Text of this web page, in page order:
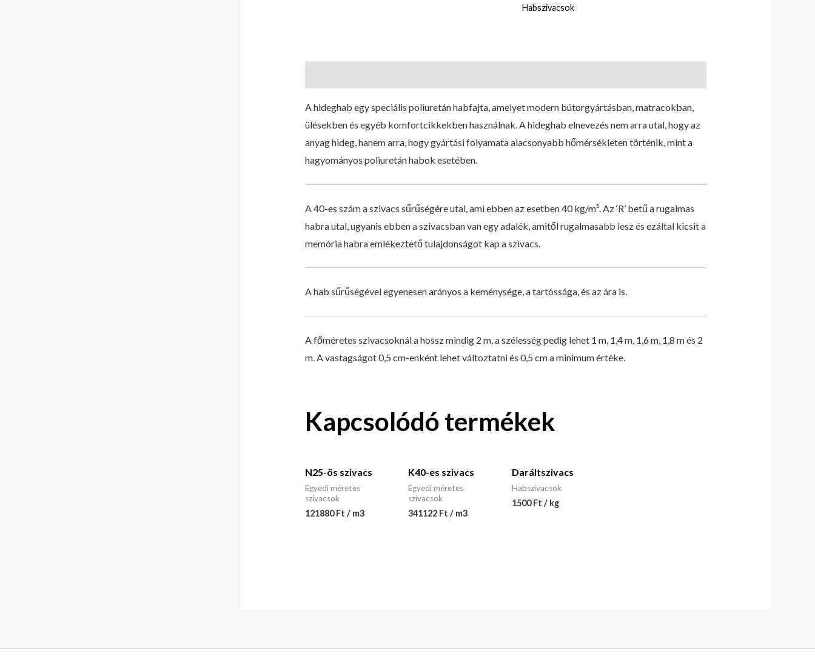
Habszivacsok
A hideghab egy speciális poliuretán habfajta, amelyet modern bútorgyártásban, matracokban,
ülésekben és egyéb komfortcikkekben használnak. A hideghab elnevezés nem arra utal, hogy az
anyag hideg, hanem arra, hogy gyártási folyamata alacsonyabb hőmérsékleten történik, mint a
hagyományos poliuretán habok esetében.
A 40-es szám a szivacs sűrűségére utal, ami ebben az esetben 40 kg/m³. Az ‘R’ betű a rugalmas
habra utal, ugyanis ebben a szivacsban van egy adalék, amitől rugalmasabb lesz és ezáltal kicsit a
memória habra emlékeztető tulajdonságot kap a szivacs.
A hab sűrűségével egyenesen arányos a keménysége, a tartóssága, és az ára is.
A főméretes szivacsoknál a hossz mindig 2 m, a szélesség pedig lehet 1 m, 1,4 m, 1,6 m, 1,8 m és 2
m. A vastagságot 0,5 cm-enként lehet változtatni és 0,5 cm a minimum értéke.
Kapcsolódó termékek
N25-ös szivacs
Egyedi méretes
szivacsok
121880 Ft / m3
K40-es szivacs
Egyedi méretes
szivacsok
341122 Ft / m3
Daráltszivacs
Habszivacsok
1500 Ft / kg